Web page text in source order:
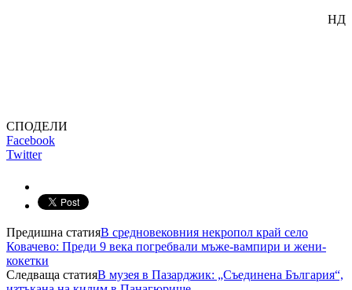
НД
СПОДЕЛИ
Facebook
Twitter
Предишна статияВ средновековния некропол край село
Ковачево: Преди 9 века погребвали мъже-вампири и жени-
кокетки
Следваща статияВ музея в Пазарджик: „Съединена България“,